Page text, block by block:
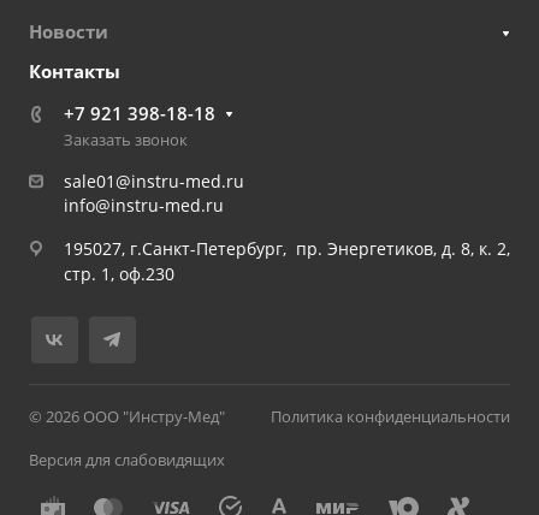
Новости
Контакты
+7 921 398-18-18
Заказать звонок
sale01@instru-med.ru
info@instru-med.ru
195027, г.Санкт-Петербург, пр. Энергетиков, д. 8, к. 2,
стр. 1, оф.230
© 2026 ООО "Инстру-Мед"
Политика конфиденциальности
Версия для слабовидящих